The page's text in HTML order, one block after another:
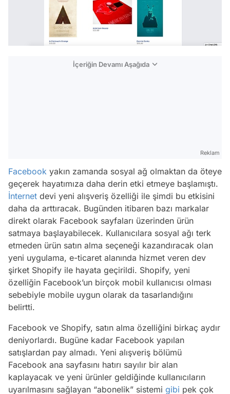
İçeriğin Devamı Aşağıda
Reklam
Facebook yakın zamanda sosyal ağ olmaktan da öteye
geçerek hayatımıza daha derin etki etmeye başlamıştı.
İnternet devi yeni alışveriş özelliği ile şimdi bu etkisini
daha da arttıracak. Bugünden itibaren bazı markalar
direkt olarak Facebook sayfaları üzerinden ürün
satmaya başlayabilecek. Kullanıcılara sosyal ağı terk
etmeden ürün satın alma seçeneği kazandıracak olan
yeni uygulama, e-ticaret alanında hizmet veren dev
şirket Shopify ile hayata geçirildi. Shopify, yeni
özelliğin Facebook’un birçok mobil kullanıcısı olması
sebebiyle mobile uygun olarak da tasarlandığını
belirtti.
Facebook ve Shopify, satın alma özelliğini birkaç aydır
deniyorlardı. Bugüne kadar Facebook yapılan
satışlardan pay almadı. Yeni alışveriş bölümü
Facebook ana sayfasını hatırı sayılır bir alan
kaplayacak ve yeni ürünler geldiğinde kullanıcıların
uyarılmasını sağlayan “abonelik” sistemi gibi pek çok